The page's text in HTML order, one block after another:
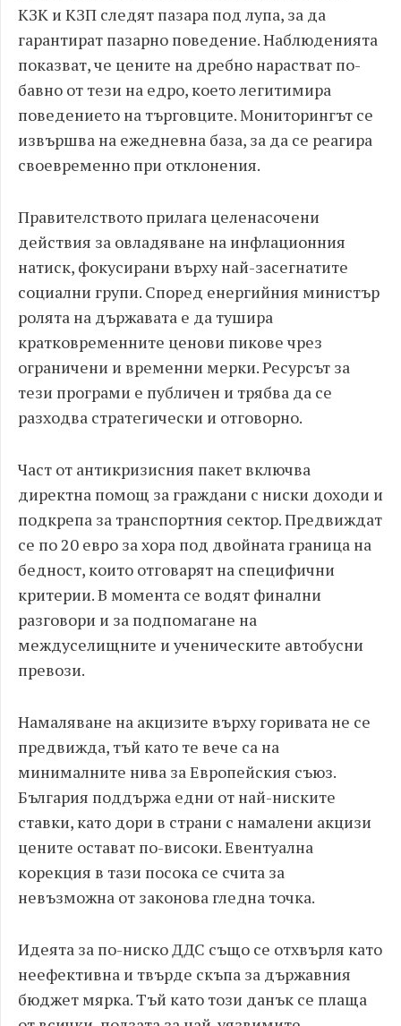
КЗК и КЗП следят пазара под лупа, за да
гарантират пазарно поведение. Наблюденията
показват, че цените на дребно нарастват по-
бавно от тези на едро, което легитимира
поведението на търговците. Мониторингът се
извършва на ежедневна база, за да се реагира
своевременно при отклонения.
Правителството прилага целенасочени
действия за овладяване на инфлационния
натиск, фокусирани върху най-засегнатите
социални групи. Според енергийния министър
ролята на държавата е да тушира
кратковременните ценови пикове чрез
ограничени и временни мерки. Ресурсът за
тези програми е публичен и трябва да се
разходва стратегически и отговорно.
Част от антикризисния пакет включва
директна помощ за граждани с ниски доходи и
подкрепа за транспортния сектор. Предвиждат
се по 20 евро за хора под двойната граница на
бедност, които отговарят на специфични
критерии. В момента се водят финални
разговори и за подпомагане на
междуселищните и ученическите автобусни
превози.
Намаляване на акцизите върху горивата не се
предвижда, тъй като те вече са на
минималните нива за Европейския съюз.
България поддържа едни от най-ниските
ставки, като дори в страни с намалени акцизи
цените остават по-високи. Евентуална
корекция в тази посока се счита за
невъзможна от законова гледна точка.
Идеята за по-ниско ДДС също се отхвърля като
неефективна и твърде скъпа за държавния
бюджет мярка. Тъй като този данък се плаща